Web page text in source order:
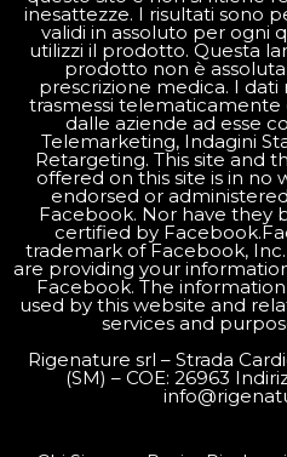
inesattezze. I risultati sono
validi in assoluto per ogni
utilizzi il prodotto. Questa
prodotto non è
prescrizione medica. I dati
trasmessi telematicamente
dalle aziende ad esse
Telemarketing, Indagini
Retargeting. This site and
offered on this site is in no
endorsed or
Facebook. Nor have they
certified by
trademark of Facebook,
are providing your
Facebook. The
used by this website and
services and
Rigenature srl – Strada
(SM) – COE: 26963